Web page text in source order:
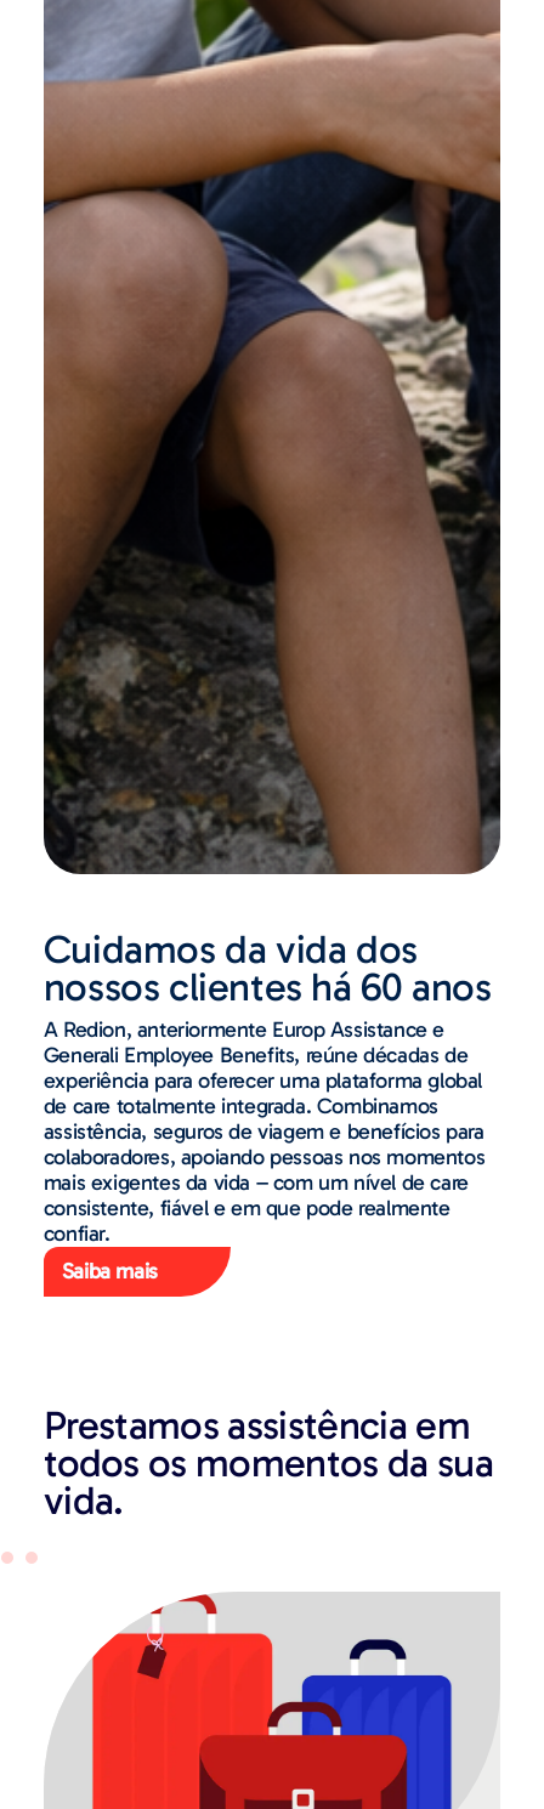
Cuidamos da vida dos
nossos clientes há 60 anos
A Redion, anteriormente Europ Assistance e
Generali Employee Benefits, reúne décadas de
experiência para oferecer uma plataforma global
de care totalmente integrada. Combinamos
assistência, seguros de viagem e benefícios para
colaboradores, apoiando pessoas nos momentos
mais exigentes da vida – com um nível de care
consistente, fiável e em que pode realmente
confiar.
Saiba mais
Prestamos assistência em
todos os momentos da sua
vida.